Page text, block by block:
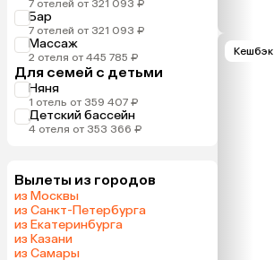
7 отелей от 321 093 ₽
Бар
7 отелей от 321 093 ₽
Массаж
2 отеля от 445 785 ₽
Для семей с детьми
Няня
1 отель от 359 407 ₽
Детский бассейн
4 отеля от 353 366 ₽
Вылеты из городов
из Москвы
из Санкт-Петербурга
из Екатеринбурга
из Казани
из Самары
Кешбэк